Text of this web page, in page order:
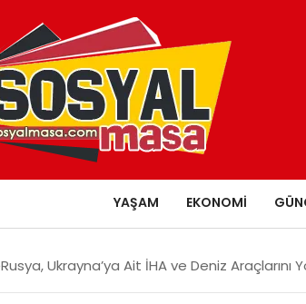
YAŞAM EKONOMI
Rusya, Ukrayna’ya Ait İHA ve Deniz Araçlarını